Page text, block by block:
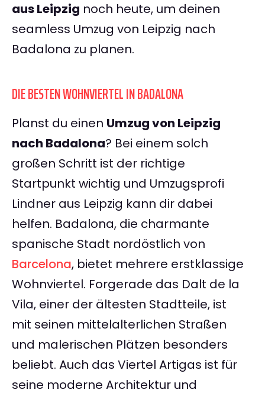
aus Leipzig noch heute, um deinen
seamless Umzug von Leipzig nach
Badalona zu planen.
DIE BESTEN WOHNVIERTEL IN BADALONA
Planst du einen Umzug von Leipzig
nach Badalona? Bei einem solch
großen Schritt ist der richtige
Startpunkt wichtig und Umzugsprofi
Lindner aus Leipzig kann dir dabei
helfen. Badalona, die charmante
spanische Stadt nordöstlich von
Barcelona, bietet mehrere erstklassige
Wohnviertel. Forgerade das Dalt de la
Vila, einer der ältesten Stadtteile, ist
mit seinen mittelalterlichen Straßen
und malerischen Plätzen besonders
beliebt. Auch das Viertel Artigas ist für
seine moderne Architektur und